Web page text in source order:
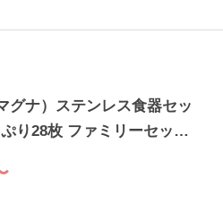
グナ）ステンレス食器セッ
ぷり28枚 ファミリーセット